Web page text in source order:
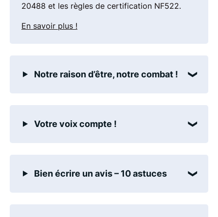
20488 et les règles de certification NF522.
En savoir plus !
Notre raison d’être, notre combat !
Votre voix compte !
Bien écrire un avis – 10 astuces